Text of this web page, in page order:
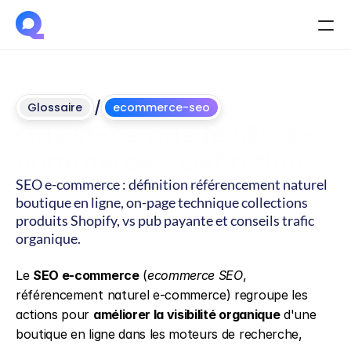
Glossaire / ecommerce-seo
SEO e-commerce : définition référencement naturel
boutique en ligne, on-page technique collections
produits Shopify, vs pub payante et conseils trafic
organique.
Le SEO e-commerce (ecommerce SEO,
référencement naturel e-commerce) regroupe les
actions pour améliorer la visibilité organique d'une
boutique en ligne dans les moteurs de recherche,